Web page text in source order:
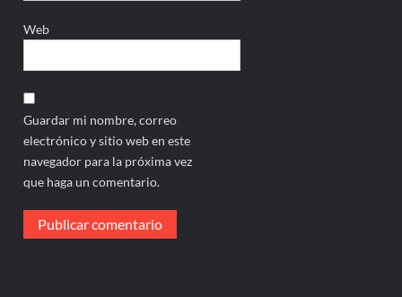
Web
Guardar mi nombre, correo
electrónico y sitio web en este
navegador para la próxima vez
que haga un comentario.